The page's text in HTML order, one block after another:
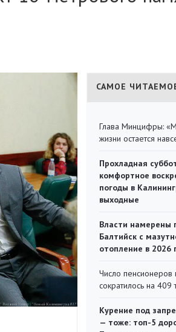
САМОЕ
Глава Минцифры:
жизни остается
Прохладная
комфортное
погоды в
выходные
Власти намерены
Балтийск с
отопление в 2026
Число пенсионеров
сократилось на 409
Курение под
— тоже: топ-5